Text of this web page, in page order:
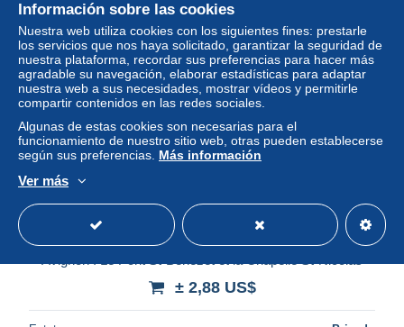
Nuevo
1958 - FRANCE - Provence-Alpes-Côte d'Azur, Vaucluse -
± 2,88 US$
Información sobre las cookies
Nuestra web utiliza cookies con los siguientes fines: prestarle
los servicios que nos haya solicitado, garantizar la seguridad de
nuestra plataforma, recordar sus preferencias para hacer más
agradable su navegación, elaborar estadísticas para adaptar
nuestra web a sus necesidades, mostrar vídeos y permitirle
compartir contenidos en las redes sociales.
Algunas de estas cookies son necesarias para el
funcionamiento de nuestro sitio web, otras pueden establecerse
según sus preferencias. Más información
Ver más